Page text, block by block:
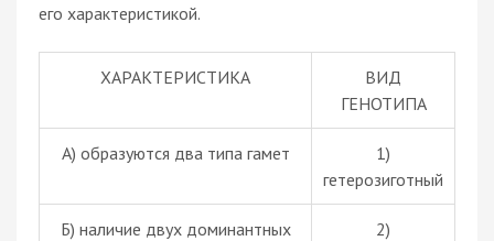
его характеристикой.
ХАРАКТЕРИСТИКА
ВИД
ГЕНОТИПА
А) образуются два типа гамет
1)
гетерозиготный
Б) наличие двух доминантных
2)